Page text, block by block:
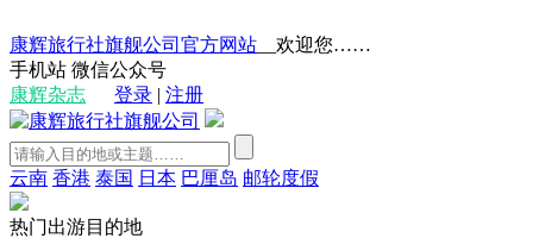
康辉旅行社旗舰公司官方网站 __欢迎您……
手机站 微信公众号
康辉杂志
登录 | 注册
云南 香港 泰国 日本 巴厘岛 邮轮度假
热门出游目的地